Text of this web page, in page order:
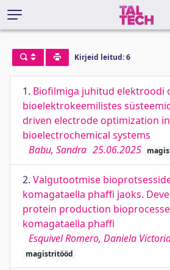
Kirjeid leitud: 6
1. Biofilmiga juhitud elektroodi
bioelektrokeemilistes
driven electrode optimization in
bioelectrochemical systems
Babu, Sandra 25.06.2025
2. Valgutootmise
komagataella phaffi jaoks.
protein production
komagataella phaffi
Esquivel Romero, Daniela
magistritööd